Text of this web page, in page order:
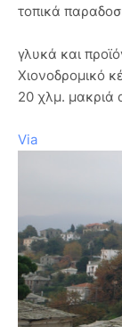
τοπικά
γλυκά και
Χιονοδρομικό
20 χλμ. μακριά
Via